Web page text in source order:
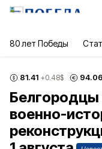
80 лет Победы
81.41 +0.48$ 94.06
Белгородцы
военно-